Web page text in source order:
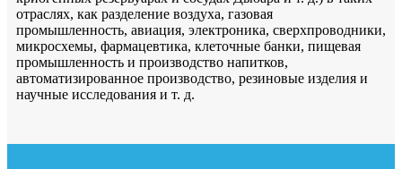
отраслях, как разделение воздуха, газовая
промышленность, авиация, электроника, сверхпроводники,
микросхемы, фармацевтика, клеточные банки, пищевая
промышленность и производство напитков,
автоматизированное производство, резиновые изделия и
научные исследования и т. д.